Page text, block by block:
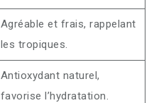
Agréable et frais, rappelant
les tropiques.
Antioxydant naturel,
favorise l’hydratation.